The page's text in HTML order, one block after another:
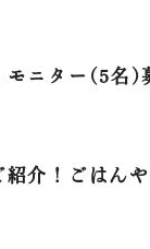
モニター(5名)
紹介！ごはん